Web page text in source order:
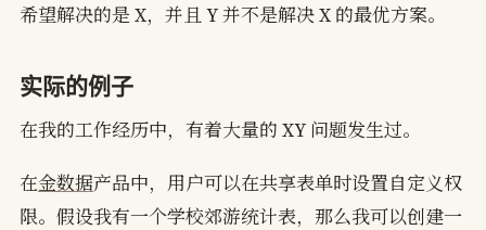
希望解决的是 X，并且 Y 并不是解决 X 的最优方案。
实际的例子
在我的工作经历中，有着大量的 XY 问题发生过。
在金数据产品中，用户可以在共享表单时设置自定义权
限。假设我有一个学校郊游统计表，那么我可以创建一